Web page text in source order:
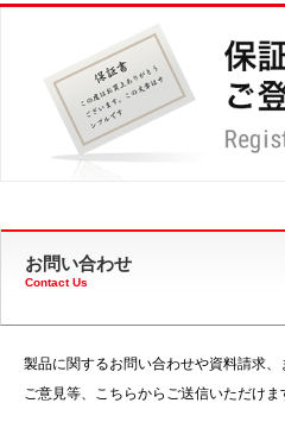
お問い合わせ
Contact Us
製品に関するお問い合わせや資料請求
ご意見等、こちらからご送信いただけま